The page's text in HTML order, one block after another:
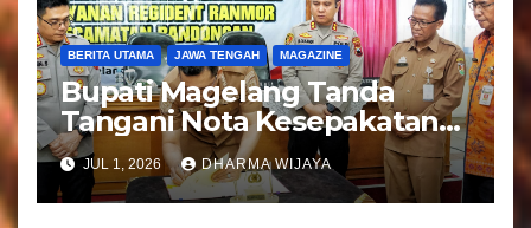
BERITA UTAMA JAWA TENGAH MAGAZINE
Bupati Magelang Tanda
Tangani Nota Kesepakatan
Pengalihan Pelayanan
Regident Di Kecamatan
Bandongan
JUL 1, 2026 DHARMA WIJAYA